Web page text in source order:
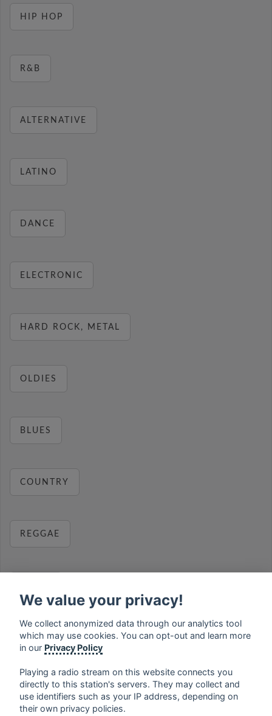
HIP HOP
R&B
ALTERNATIVE
LATINO
DANCE
ELECTRONIC
HARD ROCK, METAL
OLDIES
BLUES
COUNTRY
REGGAE
MUSIC
français ⋅ english ⋅ deutsch
We value your privacy!
We collect anonymized data through our analytics tool
which may use cookies. You can opt-out and learn more
in our Privacy Policy
Playing a radio stream on this website connects you
directly to this station's servers. They may collect and
use identifiers such as your IP address, depending on
their own privacy policies.